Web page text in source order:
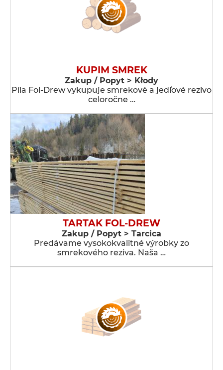
KUPIM SMREK
Zakup / Popyt > Kłody
Píla Fol-Drew vykupuje smrekové a jedľové rezivo
celoročne …
TARTAK FOL-DREW
Zakup / Popyt > Tarcica
Predávame vysokokvalitné výrobky zo
smrekového reziva. Naša …